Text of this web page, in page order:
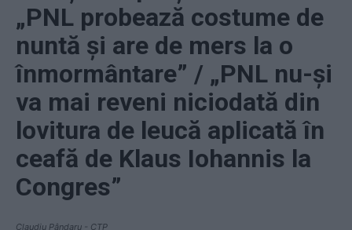
„PNL probează costume de
nuntă și are de mers la o
înmormântare” / „PNL nu-și
va mai reveni niciodată din
lovitura de leucă aplicată în
ceafă de Klaus Iohannis la
Congres”
Claudiu Pândaru - CTP